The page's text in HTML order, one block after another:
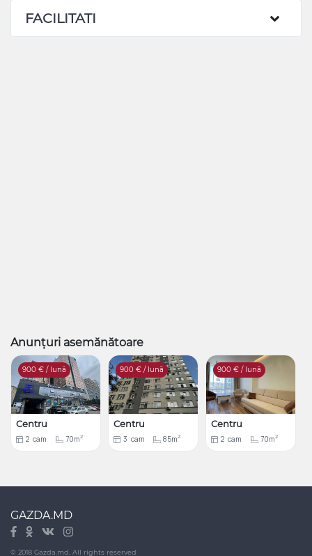
FACILITATI
Anunțuri asemănătoare
900 € / lună
Centru
2 cam 70m2
900 € / lună
Centru
3 cam 85m2
900 € / lună
Centru
2 cam 70m2
GAZDA.MD
© 2018 Gazda.md. All rights reserved